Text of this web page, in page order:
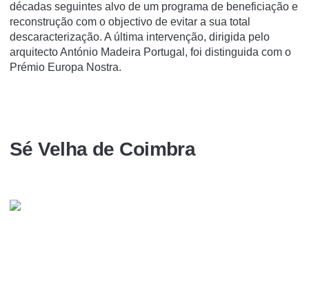
décadas seguintes alvo de um programa de beneficiação e
reconstrução com o objectivo de evitar a sua total
descaracterização. A última intervenção, dirigida pelo
arquitecto António Madeira Portugal, foi distinguida com o
Prémio Europa Nostra.
Sé Velha de Coimbra